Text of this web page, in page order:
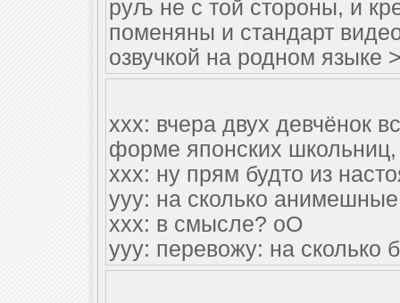
руљ не с той стороны, и
поменяны и стандарт
озвучкой на родном языке
xxx: вчера двух девчёнок
форме японских
xxx: ну прям будто из
yyy: на сколько
xxx: в смысле? оО
yyy: перевожу: на сколько